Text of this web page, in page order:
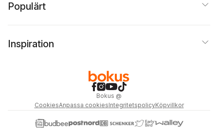
Populärt
Inspiration
Bokus @
CookiesAnpassa cookiesIntegritetspolicyKöpvillkor